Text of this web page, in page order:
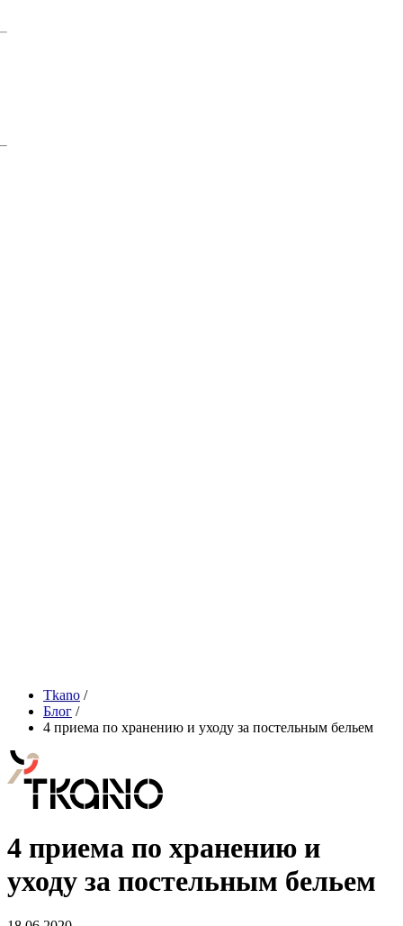
Tkano /
Блог /
4 приема по хранению и уходу за постельным бельем
4 приема по хранению и
уходу за постельным бельем